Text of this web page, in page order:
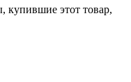
купившие этот товар,